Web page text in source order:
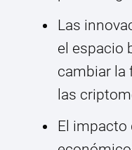
Las
el espacio
cambiar la
las
El impacto